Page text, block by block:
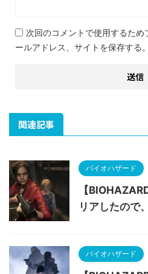
次回のコメントで使用するた
ールアドレス、サイトを保存する。
関連記事
バイオハザード
【
リアしたので
バイオハザード